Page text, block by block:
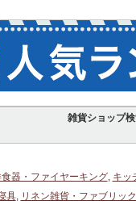
雑貨ショップ
器・ファイヤーキング, キッ
具, リネン雑貨・ファブリック